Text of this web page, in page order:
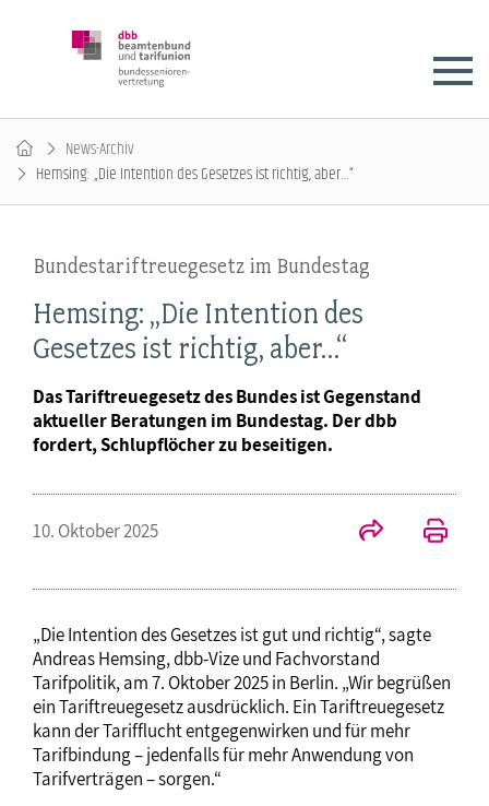
News-Archiv
Hemsing: „Die Intention des Gesetzes ist richtig, aber…“
Bundestariftreuegesetz im Bundestag
Hemsing: „Die Intention des
Gesetzes ist richtig, aber…“
Das Tariftreuegesetz des Bundes ist Gegenstand
aktueller Beratungen im Bundestag. Der dbb
fordert, Schlupflöcher zu beseitigen.
10. Oktober 2025
„Die Intention des Gesetzes ist gut und richtig“, sagte
Andreas Hemsing, dbb-Vize und Fachvorstand
Tarifpolitik, am 7. Oktober 2025 in Berlin. „Wir begrüßen
ein Tariftreuegesetz ausdrücklich. Ein Tariftreuegesetz
kann der Tarifflucht entgegenwirken und für mehr
Tarifbindung – jedenfalls für mehr Anwendung von
Tarifverträgen – sorgen.“